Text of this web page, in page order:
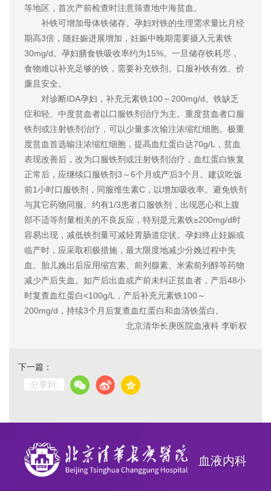
等地区，首次产前检查时注意筛查地中海贫血。
补铁可增加母体铁储存。孕妇对铁的生理需求量比月经
期高3倍，随妊娠进展增加，妊娠中晚期需要摄入元素铁
30mg/d。孕妇膳食铁吸收率约为15%。一旦储存铁耗尽，
食物难以补充足够的铁，需要补充铁剂。口服补铁有效、价
廉且安全。
对诊断IDA孕妇，补充元素铁100～200mg/d。铁缺乏
症和轻、中度贫血者以口服铁剂治疗为主。重度贫血者口服
铁剂或注射铁剂治疗，可以少量多次输注浓缩红细胞。极重
度贫血首选输注浓缩红细胞，提高血红蛋白达70g/L，贫血
表现改善后，改为口服铁剂或注射铁剂治疗，血红蛋白恢复
正常后，应继续口服铁剂3～6个月或产后3个月。建议吃饭
前1小时口服铁剂，同服维生素C，以增加吸收率。避免铁剂
与其它药物同服。约有1/3患者口服铁剂，出现恶心和上腹
部不适等剂量相关的不良反应，特别是元素铁≥200mg/d时
容易出现，减低铁剂量可减轻胃肠道症状。孕妇终止妊娠或
临产时，应采取积极措施，最大限度地减少分娩过程中失
血。胎儿娩出后应用缩宫素、前列腺素、米索前列醇等药物
减少产后失血。如产后出血或产前未纠正贫血者，产后48小
时复查血红蛋白<100g/L，产后补充元素铁100～
200mg/d，持续3个月后复查血红蛋白和血清铁蛋白。
北京清华长庚医院血液科 李昕权
下一篇：
分享到:
血液内科